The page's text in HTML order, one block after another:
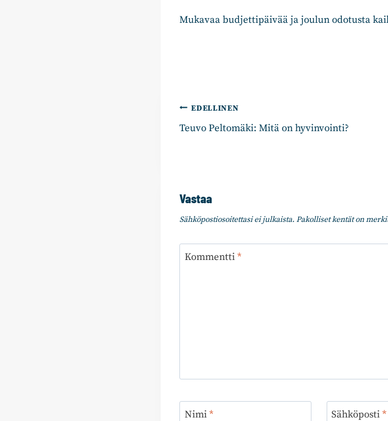
Mukavaa budjettipäivää ja joulun odotusta
Artikkelien
selaus
EDELLINEN
Teuvo Peltomäki: Mitä on hyvinvointi?
Vastaa
Sähköpostiosoitettasi ei julkaista. Pakolliset kentät on
Kommentti*
Nimi* Sähköposti*